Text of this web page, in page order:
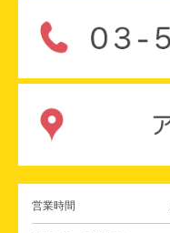
営業時間